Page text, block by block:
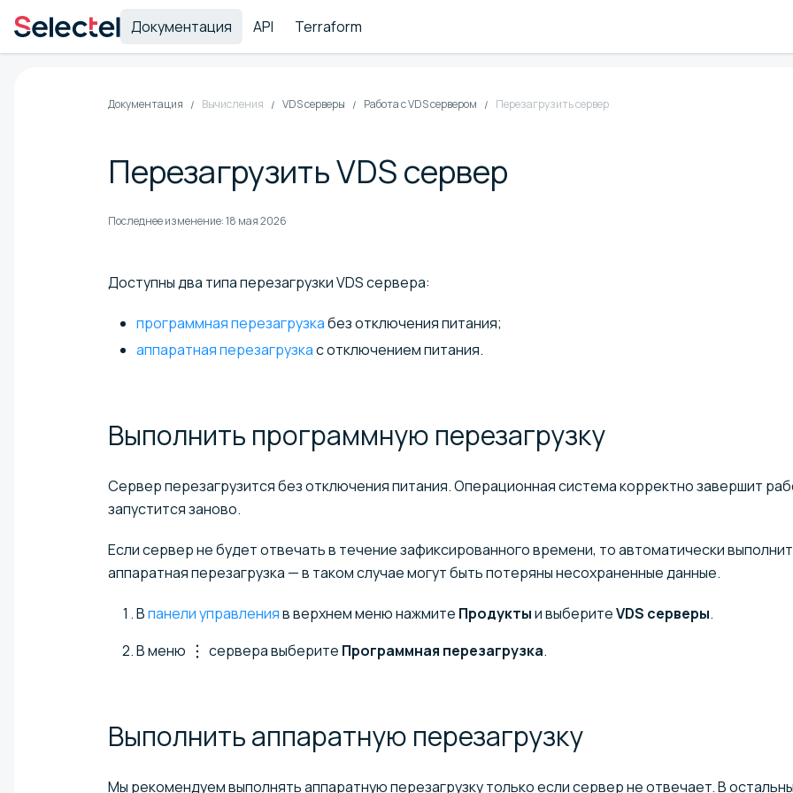
Документация API Terraform
Документация Вычисления VDS серверы Работа с VDS сервером Перезагрузить сервер
Перезагрузить VDS сервер
Последнее изменение:18 мая 2026
Доступны два типа перезагрузки VDS сервера:
программная перезагрузкабез отключения питания;
аппаратная перезагрузкас отключением питания.
Выполнить программную перезагрузку
Сервер перезагрузится без отключения питания. Операционная система корректно завершит
запустится заново.
Если сервер не будет отвечать в течение зафиксированного времени, то автоматически
аппаратная перезагрузка — в таком случае могут быть потеряны несохраненные данные.
Впанели управленияв верхнем меню нажмите Продуктыи выберитеVDS серверы.
В меню
сервера выберите Программная перезагрузка.
Выполнить аппаратную перезагрузку
Мы рекомендуем выполнять аппаратную перезагрузку только если сервер не отвечает. В